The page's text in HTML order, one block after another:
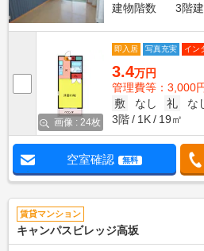
建物階数
3階建
画像 : 24枚
即入居 写真充実 イン
3.4万円
管理費等：3,000
敷
なし 礼
な
3階
1K 19㎡
空室確認 無料
賃貸マンション
キャンパスビレッジ高坂